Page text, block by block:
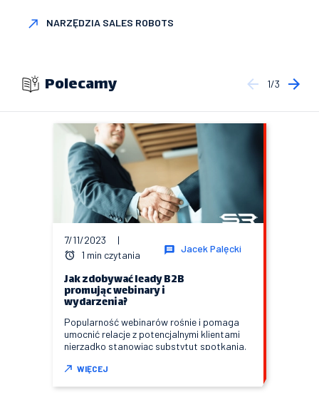
NARZĘDZIA SALES ROBOTS
Polecamy 1/3
Jacek Palęcki
7/11/2023
|
1 min czytania
Jak zdobywać leady B2B
promując webinary i
wydarzenia?
Popularność webinarów rośnie i pomaga
umocnić relacje z potencjalnymi klientami
nierzadko stanowiąc substytut spotkania.
WIĘCEJ